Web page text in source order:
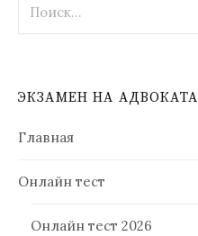
ЭКЗАМЕН НА АДВОКАТА
Главная
Онлайн тест
Онлайн тест 2026